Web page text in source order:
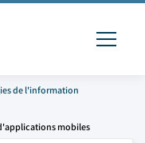
de l'information
mobiles